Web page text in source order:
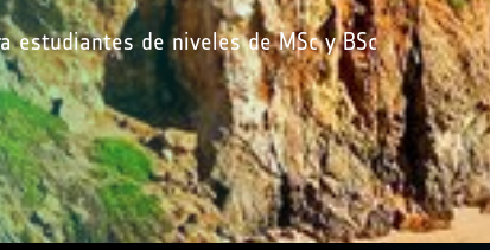
estudiantes de niveles de MSc y BSc